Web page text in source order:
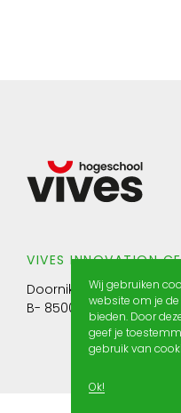
Wij gebruiken
website om je
bieden. Door
geef je
gebruik van
Ok!
VIVES INNOVATION
Doorniksesteenweg 145
B- 8500 Kortrijk